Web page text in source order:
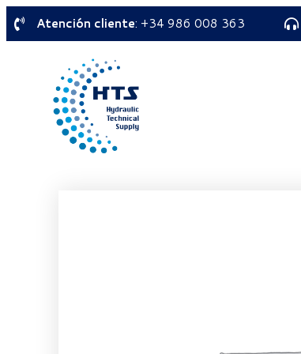
Atención cliente: +34 986 008 363